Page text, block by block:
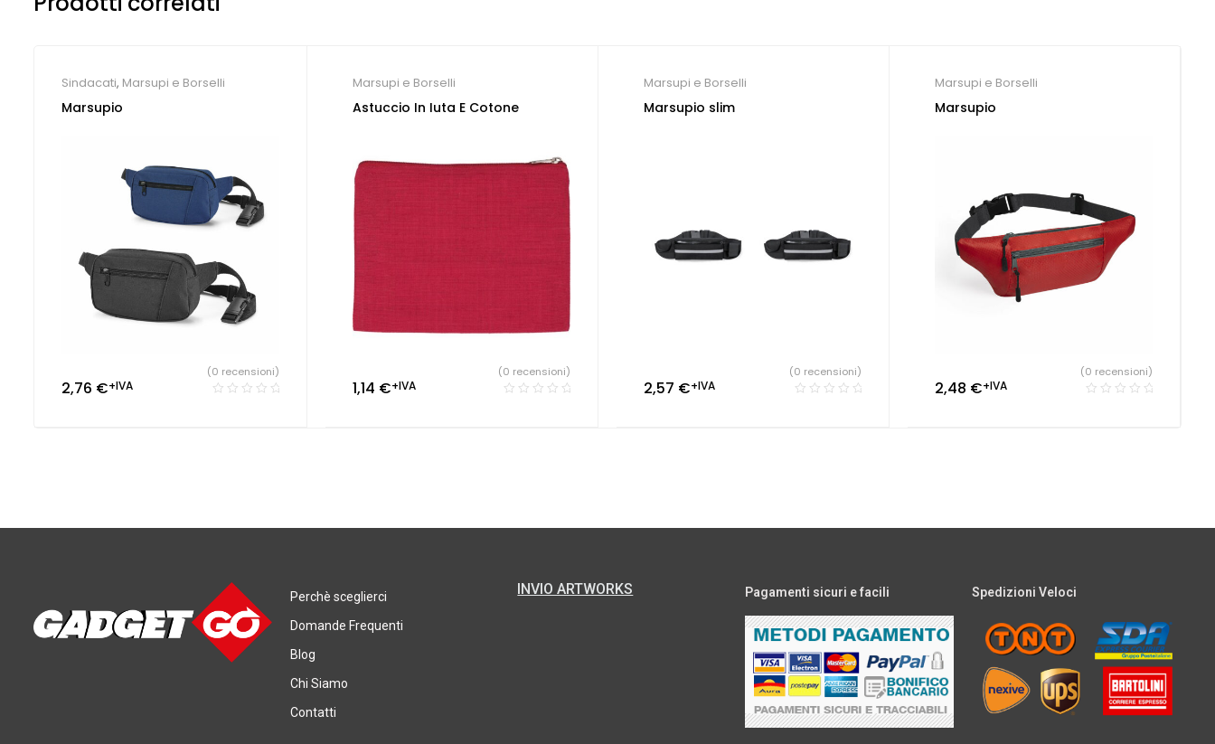
Sindacati, Marsupi e Borselli
Marsupio
2,76 €+IVA
(0 recensioni)
Marsupi e Borselli
Astuccio In Iuta E Cotone
1,14 €+IVA
(0 recensioni)
Marsupi e Borselli
Marsupio slim
2,57 €+IVA
(0 recensioni)
Marsupi e Borselli
Marsupio
2,48 €+IVA
(0 recensioni)
Perchè sceglierci
Domande Frequenti
Blog
Chi Siamo
Contatti
INVIO ARTWORKS Pagamenti sicuri e facili Spedizioni Veloci